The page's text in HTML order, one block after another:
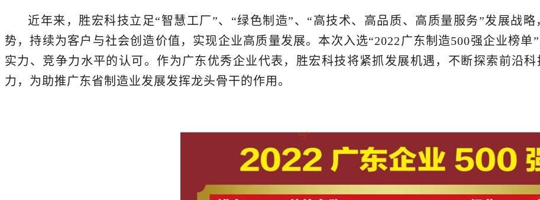
近年来，胜宏科技立足“智慧工厂”、“绿色制造”、“高技术、高品质、高质量服务”发展战
势，持续为客户与社会创造价值，实现企业高质量发展。本次入选“2022广东制造500强企业榜
实力、竞争力水平的认可。作为广东优秀企业代表，胜宏科技将紧抓发展机遇，不断探索前沿
力，为助推广东省制造业发展发挥龙头骨干的作用。